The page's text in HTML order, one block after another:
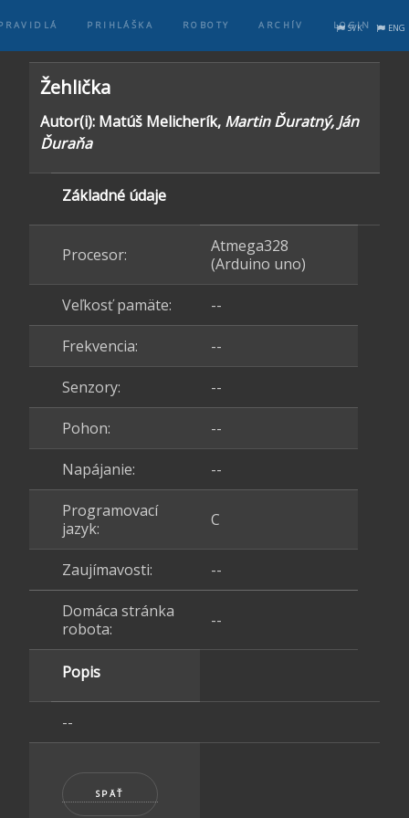
PRIHLÁŠKA ROBOTY ARCHÍV LOGIN
SVK ENG
Žehlička
Autor(i): Matúš Melicherík, Martin Ďuratný, Ján
Ďuraňa
Základné údaje
Procesor:
Atmega328
(Arduino uno)
Veľkosť pamäte: --
Frekvencia: --
Senzory: --
Pohon: --
Napájanie: --
Programovací
jazyk:
C
Zaujímavosti: --
Domáca stránka
robota:
--
Popis
--